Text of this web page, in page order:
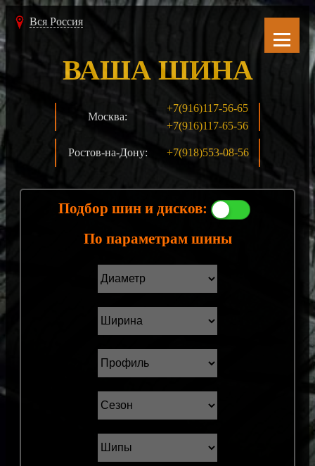
Вся Россия
Москва:
+7(916)117-56-65
+7(916)117-65-56
Ростов-на-Дону: +7(918)553-08-56
ВАША ШИНА
Подбор шин и дисков:
По параметрам шины